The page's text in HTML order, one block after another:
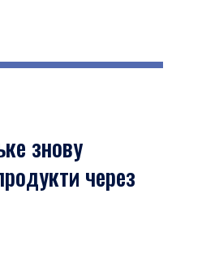
знову
через